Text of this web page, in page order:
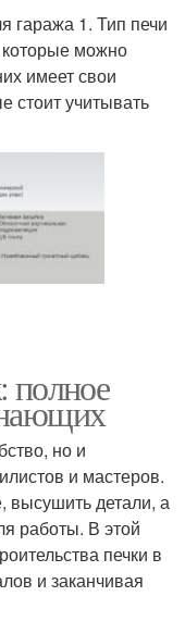
гаража 1. Тип печи
которые можно
имеет свои
стоит учитывать
полное
но и
и мастеров.
высушить детали, а
работы. В этой
печки в
и заканчивая